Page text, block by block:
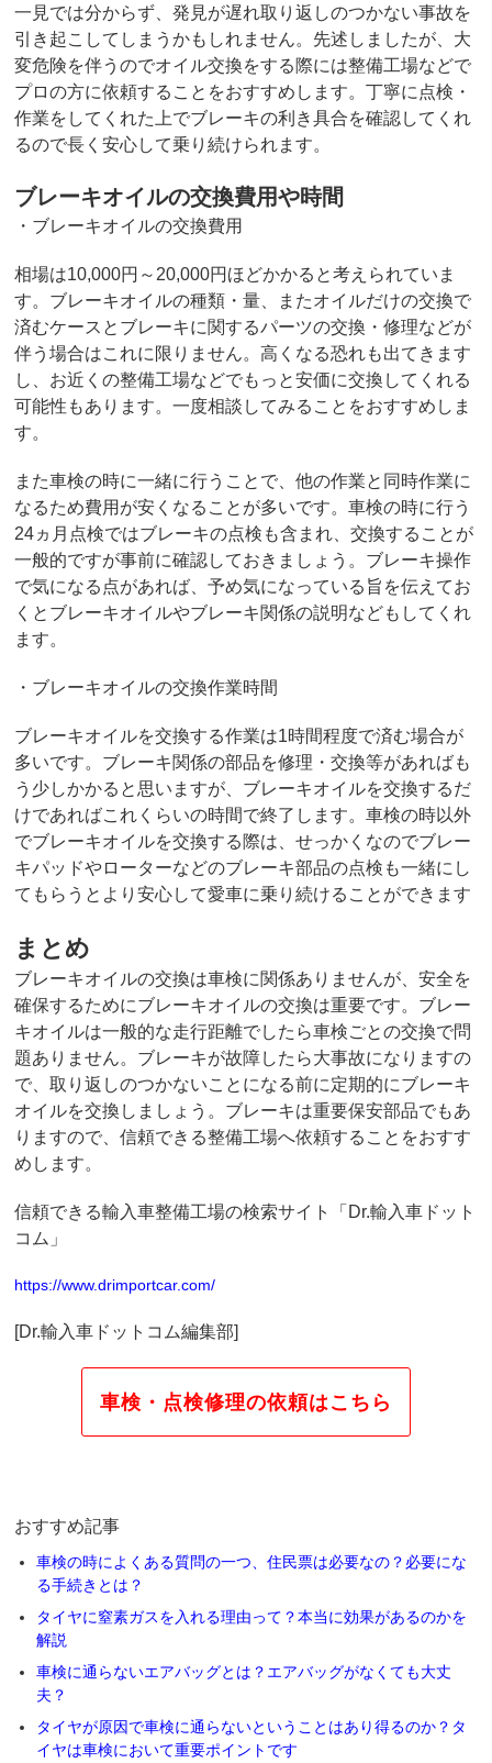
一見では分からず、発見が遅れ取り返しのつかない事故を
引き起こしてしまうかもしれません。先述しましたが、大
変危険を伴うのでオイル交換をする際には整備工場などで
プロの方に依頼することをおすすめします。丁寧に点検・
作業をしてくれた上でブレーキの利き具合を確認してくれ
るので長く安心して乗り続けられます。
ブレーキオイルの交換費用や時間
・ブレーキオイルの交換費用
相場は10,000円～20,000円ほどかかると考えられていま
す。ブレーキオイルの種類・量、またオイルだけの交換で
済むケースとブレーキに関するパーツの交換・修理などが
伴う場合はこれに限りません。高くなる恐れも出てきます
し、お近くの整備工場などでもっと安価に交換してくれる
可能性もあります。一度相談してみることをおすすめしま
す。
また車検の時に一緒に行うことで、他の作業と同時作業に
なるため費用が安くなることが多いです。車検の時に行う
24ヵ月点検ではブレーキの点検も含まれ、交換することが
一般的ですが事前に確認しておきましょう。ブレーキ操作
で気になる点があれば、予め気になっている旨を伝えてお
くとブレーキオイルやブレーキ関係の説明などもしてくれ
ます。
・ブレーキオイルの交換作業時間
ブレーキオイルを交換する作業は1時間程度で済む場合が
多いです。ブレーキ関係の部品を修理・交換等があればも
う少しかかると思いますが、ブレーキオイルを交換するだ
けであればこれくらいの時間で終了します。車検の時以外
でブレーキオイルを交換する際は、せっかくなのでブレー
キパッドやローターなどのブレーキ部品の点検も一緒にし
てもらうとより安心して愛車に乗り続けることができます
まとめ
ブレーキオイルの交換は車検に関係ありませんが、安全を
確保するためにブレーキオイルの交換は重要です。ブレー
キオイルは一般的な走行距離でしたら車検ごとの交換で問
題ありません。ブレーキが故障したら大事故になりますの
で、取り返しのつかないことになる前に定期的にブレーキ
オイルを交換しましょう。ブレーキは重要保安部品でもあ
りますので、信頼できる整備工場へ依頼することをおすす
めします。
信頼できる輸入車整備工場の検索サイト「Dr.輸入車ドット
コム」
https://www.drimportcar.com/
[Dr.輸入車ドットコム編集部]
車検・点検修理の依頼はこちら
おすすめ記事
車検の時によくある質問の一つ、住民票は必要なの？必要にな
る手続きとは？
タイヤに窒素ガスを入れる理由って？本当に効果があるのかを
解説
車検に通らないエアバッグとは？エアバッグがなくても大丈
夫？
タイヤが原因で車検に通らないということはあり得るのか？タ
イヤは車検において重要ポイントです